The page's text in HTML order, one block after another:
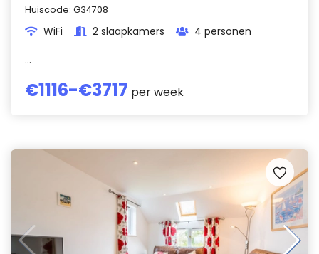
Huiscode: G34708
WiFi 2 slaapkamers
4 personen
...
€1116-€3717 per week